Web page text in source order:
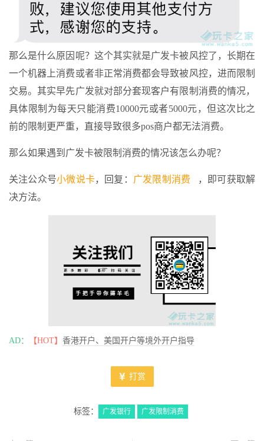
那么是什么原因呢？这个其实就是广发卡被风控了，长期在
一个机器上消费或者非正常消费都会导致被风控，进而限制
交易。其实早先广发就对部分套现客户有限制消费的情况，
具体限制为每天只能消费10000元或者5000元，但这次比之
前的限制更严重，直接导致很多pos商户都无法消费。
那么如果遇到广发卡被限制消费的情况该怎么办呢？
关注公众号小微说卡，回复： 广发限制消费 ，即可获取解
决方法。
AD： 【HOT】 香港开户、美国开户等境外开户指导
打赏
标签： 广发银行 广发限制消费